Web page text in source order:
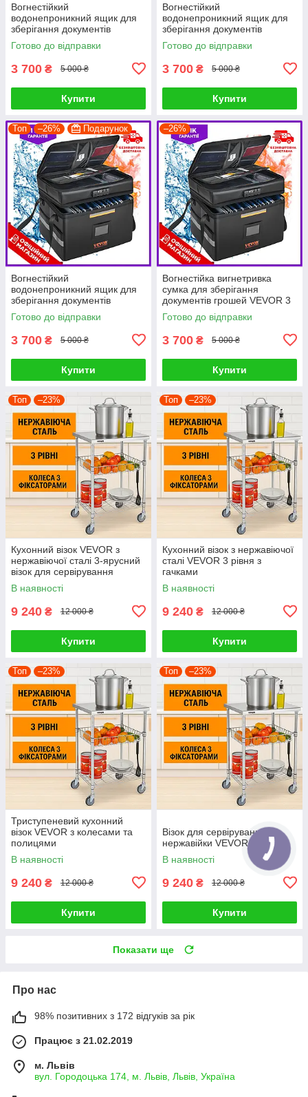
Вогнестійкий
водонепроникний ящик для
зберігання документів
VEVOR 3 шари зберігання
390 x 315 x 355 мм
Вогнетривкий гаманець PRF
Готово до відправки
3 700 ₴ 5 000 ₴
Купити
Вогнестійкий
водонепроникний ящик для
зберігання документів
VEVOR 3 шари зберігання
390 x 315 x 355 мм
Вогнетривкий гаманець PRF
Готово до відправки
3 700 ₴ 5 000 ₴
Купити
Топ –26% Подарунок
Вогнестійкий
водонепроникний ящик для
зберігання документів
VEVOR 3 шари зберігання
390 x 315 x 355 мм
Вогнетривкий гаманець PRF
Готово до відправки
3 700 ₴ 5 000 ₴
Купити
–26%
Вогнестійка вигнетривка
сумка для зберігання
документів грошей VEVOR 3
шари зберігання 390 x 315 x
355 мм PRF
Готово до відправки
3 700 ₴ 5 000 ₴
Купити
Топ –23%
Кухонний візок VEVOR з
нержавіючої сталі 3-ярусний
візок для сервірування
ємністю 213.2 кг
лабораторний візок
В наявності
9 240 ₴ 12 000 ₴
Купити
Топ –23%
Кухонний візок з нержавіючої
сталі VEVOR 3 рівня з
гачками
В наявності
9 240 ₴ 12 000 ₴
Купити
Топ –23%
Триступеневий кухонний
візок VEVOR з колесами та
полицями
В наявності
9 240 ₴ 12 000 ₴
Купити
Топ –23%
Візок для сервірування з
нержавійки VEVOR 3 полиці
В наявності
9 240 ₴ 12 000 ₴
Купити
Показати ще
Про нас
98% позитивних з 172 відгуків за рік
Працює з 21.02.2019
м. Львів
вул. Городоцька 174, м. Львів, Львів, Україна